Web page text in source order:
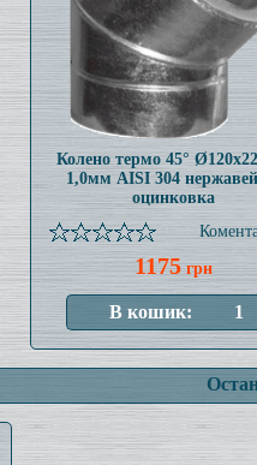
Колено термо 45°
1,0мм AISI 304
оцинковка
1175грн